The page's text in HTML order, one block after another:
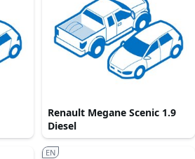
Renault Megane Scenic 1.9
Diesel
EN